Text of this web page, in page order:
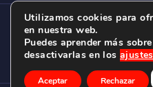
ESCUELA DE
C/ BERNARDO
Utilizamos cookies para
en nuestra web.
Puedes aprender más
desactivarlas en los ajustes
Aceptar Rechazar